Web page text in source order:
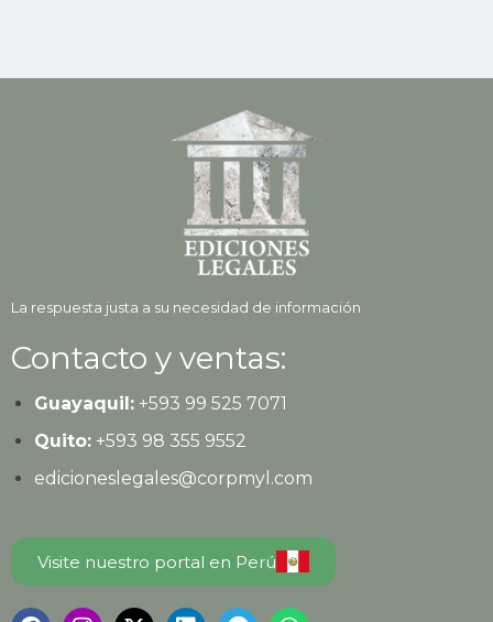
La respuesta justa a su necesidad de información
Contacto y ventas:
Guayaquil:+593 99 525 7071
Quito:+593 98 355 9552
edicioneslegales@corpmyl.com
Visite nuestro portal en Perú